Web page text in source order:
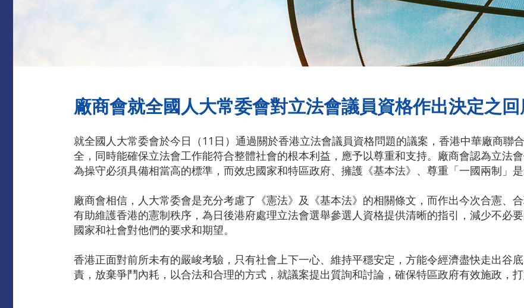
廠商會就全國人大常委會對立法會議員資格作出決定之
就全國人大常委會於今日（11日）通過關於香港立法會議員資格問題的議案，香港中華廠商聯
全，同時能確保立法會工作能符合整體社會的根本利益，應予以尊重和支持。廠商會認為立法
為操守必須具備相當高的標準，而效忠國家和特區政府、擁護《基本法》、尊重「一國兩制」是
廠商會相信，人大常委會是充分考慮了《憲法》及《基本法》的相關條文，而作出今次合憲、
有助維護香港的憲制秩序，為日後港府處理立法會選舉參選人資格提供清晰的指引，減少不必
國家和社會對他們的要求和期望。
香港正面對前所未有的嚴峻考驗，只有社會上下一心、維持平穩安定，方能令經濟盡快走出谷
責，放棄爭鬥內耗，以合法和合理的方式，就議案提出質詢和討論，確保特區政府有效施政，打